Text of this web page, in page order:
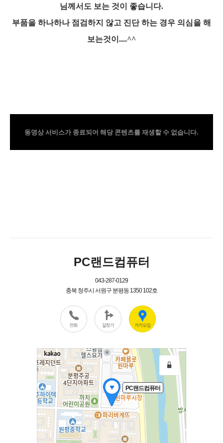
님께서도 보는 것이 좋습니다.
부품을 하나하나 점검하지 않고 진단 하는 경우 의심을 해
보는것이....^^
동영상 서비스가 종료되어 해당 콘텐츠를 재생할 수 없습니다.